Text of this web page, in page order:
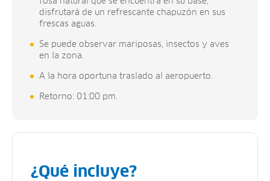
disfrutará de un refrescante chapuzón en sus
frescas aguas.
Se puede observar mariposas, insectos y aves
en la zona.
A la hora oportuna traslado al aeropuerto.
Retorno: 01:00 pm.
¿Qué incluye?